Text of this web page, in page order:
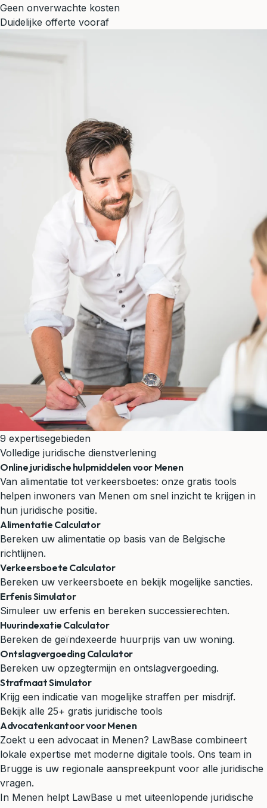
Geen onverwachte kosten
Duidelijke offerte vooraf
9 expertisegebieden
Volledige juridische dienstverlening
Online juridische hulpmiddelen voor Menen
Van alimentatie tot verkeersboetes: onze gratis tools
helpen inwoners van Menen om snel inzicht te krijgen in
hun juridische positie.
Alimentatie Calculator
Bereken uw alimentatie op basis van de Belgische
richtlijnen.
Verkeersboete Calculator
Bereken uw verkeersboete en bekijk mogelijke sancties.
Erfenis Simulator
Simuleer uw erfenis en bereken successierechten.
Huurindexatie Calculator
Bereken de geïndexeerde huurprijs van uw woning.
Ontslagvergoeding Calculator
Bereken uw opzegtermijn en ontslagvergoeding.
Strafmaat Simulator
Krijg een indicatie van mogelijke straffen per misdrijf.
Bekijk alle 25+ gratis juridische tools
Advocatenkantoor voor Menen
Zoekt u een advocaat in Menen? LawBase combineert
lokale expertise met moderne digitale tools. Ons team in
Brugge is uw regionale aanspreekpunt voor alle juridische
vragen.
In Menen helpt LawBase u met uiteenlopende juridische